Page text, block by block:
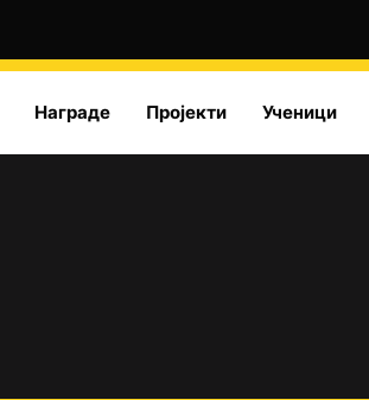
Награде Пројекти Ученици
и
в